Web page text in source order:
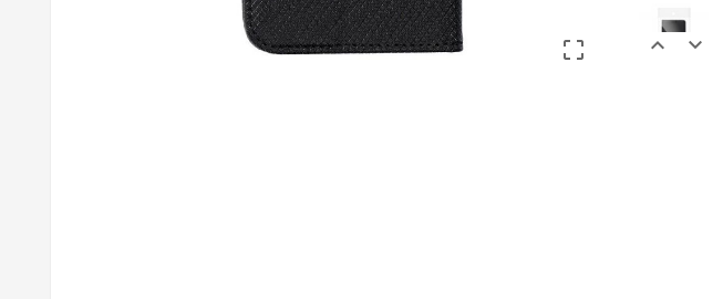
  